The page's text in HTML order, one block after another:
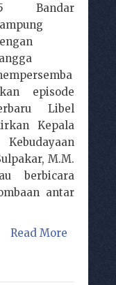
Bandar
episode
Libel
Kepala
M.M.
berbicara
antar
Read More